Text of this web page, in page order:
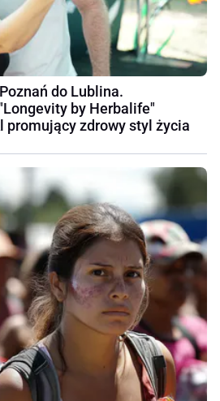
do Lublina.
by Herbalife"
promujący zdrowy styl życia